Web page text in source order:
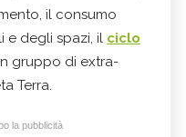
il consumo
e degli spazi, il ciclo
gruppo di extra-
Terra.
la pubblicità